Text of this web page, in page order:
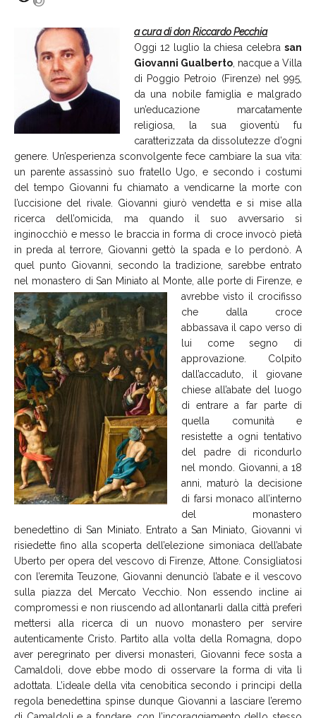
a cura di don Riccardo Pecchia
Oggi 12 luglio la chiesa celebra san
Giovanni Gualberto , nacque a Villa
di Poggio Petroio (Firenze) nel 995,
da una nobile famiglia e malgrado
un’educazione marcatamente
religiosa, la sua gioventù fu
caratterizzata da dissolutezze d’ogni
genere. Un’esperienza sconvolgente fece cambiare la sua vita:
un parente assassinò suo fratello Ugo, e secondo i costumi
del tempo Giovanni fu chiamato a vendicarne la morte con
l’uccisione del rivale. Giovanni giurò vendetta e si mise alla
ricerca dell’omicida, ma quando il suo avversario si
inginocchiò e messo le braccia in forma di croce invocò pietà
in preda al terrore, Giovanni gettò la spada e lo perdonò. A
quel punto Giovanni, secondo la tradizione, sarebbe entrato
nel monastero di San Miniato al Monte, alle porte di Firenze, e
avrebbe visto il crocifisso
che dalla croce
abbassava il capo verso di
lui come segno di
approvazione. Colpito
dall’accaduto, il giovane
chiese all’abate del luogo
di entrare a far parte di
quella comunità e
resistette a ogni tentativo
del padre di ricondurlo
nel mondo. Giovanni, a 18
anni, maturò la decisione
di farsi monaco all’interno
del monastero
benedettino di San Miniato. Entrato a San Miniato, Giovanni vi
risiedette fino alla scoperta dell’elezione simoniaca dell’abate
Uberto per opera del vescovo di Firenze, Attone. Consigliatosi
con l’eremita Teuzone, Giovanni denunciò l’abate e il vescovo
sulla piazza del Mercato Vecchio. Non essendo incline ai
compromessi e non riuscendo ad allontanarli dalla città preferì
mettersi alla ricerca di un nuovo monastero per servire
autenticamente Cristo. Partito alla volta della Romagna, dopo
aver peregrinato per diversi monasteri, Giovanni fece sosta a
Camaldoli, dove ebbe modo di osservare la forma di vita lì
adottata. L’ideale della vita cenobitica secondo i principi della
regola benedettina spinse dunque Giovanni a lasciare l’eremo